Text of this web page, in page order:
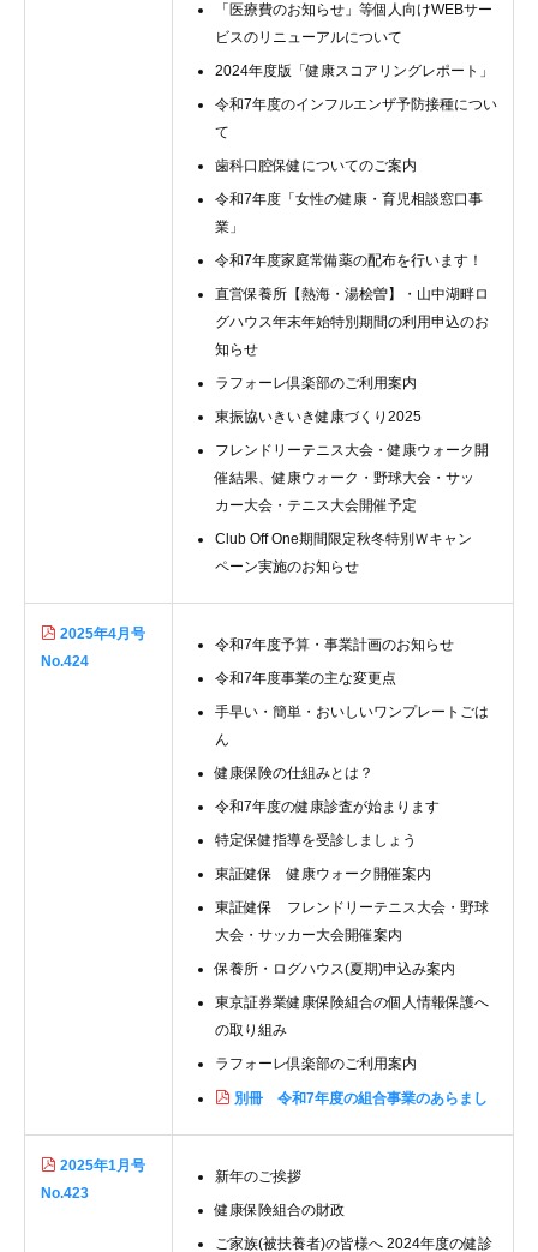
「医療費のお知らせ」等個人向けWEBサー
ビスのリニューアルについて
2024年度版「健康スコアリングレポート」
令和7年度のインフルエンザ予防接種につい
て
歯科口腔保健についてのご案内
令和7年度「女性の健康・育児相談窓口事
業」
令和7年度家庭常備薬の配布を行います！
直営保養所【熱海・湯桧曽】・山中湖畔ロ
グハウス年末年始特別期間の利用申込のお
知らせ
ラフォーレ倶楽部のご利用案内
東振協いきいき健康づくり2025
フレンドリーテニス大会・健康ウォーク開
催結果、健康ウォーク・野球大会・サッ
カー大会・テニス大会開催予定
Club Off One期間限定秋冬特別Ｗキャン
ペーン実施のお知らせ
2025年4月号
No.424
令和7年度予算・事業計画のお知らせ
令和7年度事業の主な変更点
手早い・簡単・おいしいワンプレートごは
ん
健康保険の仕組みとは？
令和7年度の健康診査が始まります
特定保健指導を受診しましょう
東証健保 健康ウォーク開催案内
東証健保 フレンドリーテニス大会・野球
大会・サッカー大会開催案内
保養所・ログハウス(夏期)申込み案内
東京証券業健康保険組合の個人情報保護へ
の取り組み
ラフォーレ倶楽部のご利用案内
別冊 令和7年度の組合事業のあらまし
2025年1月号
No.423
新年のご挨拶
健康保険組合の財政
ご家族(被扶養者)の皆様へ 2024年度の健診